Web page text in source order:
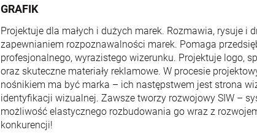
GRAFIK
Projektuje dla małych i dużych marek. Rozmawia, rysuje i
zapewnianiem rozpoznawalności marek. Pomaga
profesjonalnego, wyrazistego wizerunku. Projektuje logo,
oraz skuteczne materiały reklamowe. W procesie
nośnikiem ma być marka – ich następstwem jest strona
identyfikacji wizualnej. Zawsze tworzy rozwojowy SIW –
możliwość elastycznego rozbudowania go wraz z
konkurencji!